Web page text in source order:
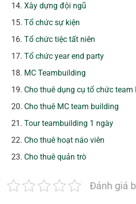
Xây dựng đội ngũ
Tổ chức sự kiện
Tổ chức tiệc tất niên
Tổ chức year end party
MC Teambuilding
Cho thuê dụng cụ tổ chức team
Cho thuê MC team building
Tour teambuilding 1 ngày
Cho thuê hoạt náo viên
Cho thuê quản trò
Đánh giá